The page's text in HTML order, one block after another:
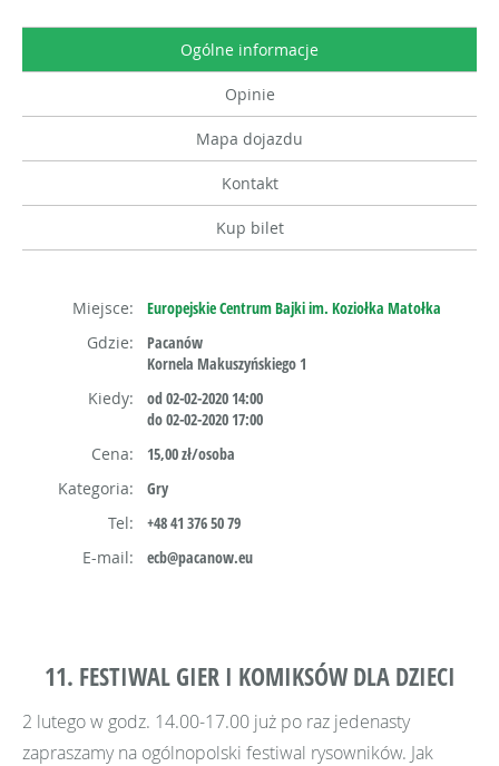
Ogólne informacje
Opinie
Mapa dojazdu
Kontakt
Kup bilet
Miejsce:
Europejskie Centrum Bajki im. Koziołka Matołka
Gdzie:
Pacanów
Kornela Makuszyńskiego 1
Kiedy:
od 02-02-2020 14:00
do 02-02-2020 17:00
Cena:
15,00 zł/osoba
Kategoria:
Gry
Tel:
+48 41 376 50 79
E-mail:
ecb@pacanow.eu
11. FESTIWAL GIER I KOMIKSÓW DLA DZIECI
2 lutego w godz. 14.00-17.00 już po raz jedenasty
zapraszamy na ogólnopolski festiwal rysowników. Jak